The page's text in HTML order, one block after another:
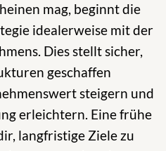
mag, beginnt die
idealerweise mit der
Dies stellt sicher,
geschaffen
steigern und
erleichtern. Eine frühe
langfristige Ziele zu